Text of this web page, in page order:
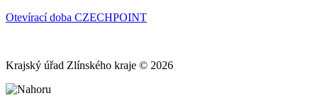
Otevírací doba CZECHPOINT
Krajský úřad Zlínského kraje © 2026